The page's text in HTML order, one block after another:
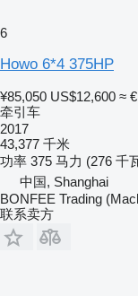
6
Howo 6*4 375HP
¥85,050 US$12,600 ≈
牵引车
2017
43,377 千米
功率 375 马力 (276 千
中国, Shanghai
BONFEE Trading
联系卖方